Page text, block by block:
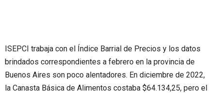
ISEPCI trabaja con el Índice Barrial de Precios y los datos
brindados correspondientes a febrero en la provincia de
Buenos Aires son poco alentadores. En diciembre de 2022,
la Canasta Básica de Alimentos costaba $64.134,25, pero el